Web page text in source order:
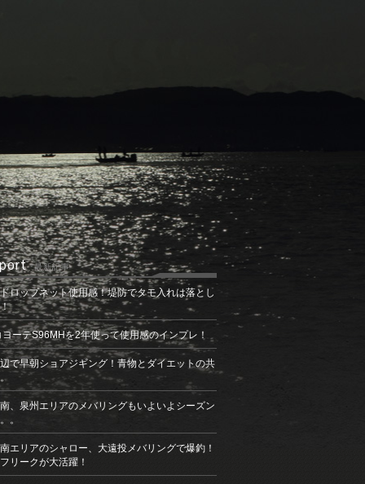
最新記事
ロップネット使用感！堤防でタモ入れは落とし
ーテS96MHを2年使って使用感のインプレ！
で早朝ショアジギング！青物とダイエットの共
、泉州エリアのメバリングもいよいよシーズン
。
エリアのシャロー、大遠投メバリングで爆釣！
リークが大活躍！